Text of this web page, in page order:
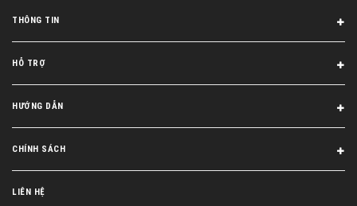
THÔNG TIN
HỖ TRỢ
HƯỚNG DẪN
CHÍNH SÁCH
LIÊN HỆ